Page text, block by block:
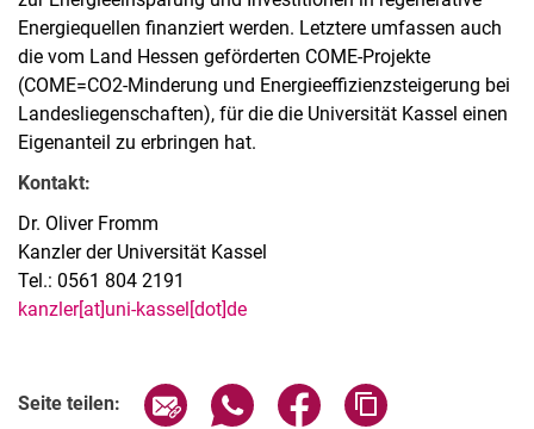
Energiequellen finanziert werden. Letztere umfassen auch
die vom Land Hessen geförderten COME-Projekte
(COME=CO2-Minderung und Energieeffizienzsteigerung bei
Landesliegenschaften), für die die Universität Kassel einen
Eigenanteil zu erbringen hat.
Kontakt:
Dr. Oliver Fromm
Kanzler der Universität Kassel
Tel.: 0561 804 2191
kanzler[at]uni-kassel[dot]de
Seite teilen: Seite über E-Mail teilen
Seite über WhatsApp teilen
Seite über Facebook